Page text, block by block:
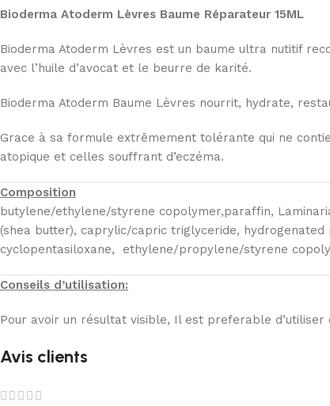
Bioderma Atoderm Lèvres Baume Réparateur 15ML
Bioderma Atoderm Lèvres est un baume ultra nutitif
avec l’huile d’avocat et le beurre de karité.
Bioderma Atoderm Baume Lèvres nourrit, hydrate,
Grace à sa formule extrêmement tolérante qui ne
atopique et celles souffrant d’eczéma.
Composition
butylene/ethylene/styrene copolymer,paraffin,
(shea butter), caprylic/capric triglyceride,
cyclopentasiloxane, ethylene/propylene/styrene
Conseils d’utilisation:
Pour avoir un résultat visible, Il est preferable d’utiliser
Avis clients